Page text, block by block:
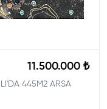
11.500.000 ₺
445M2 ARSA